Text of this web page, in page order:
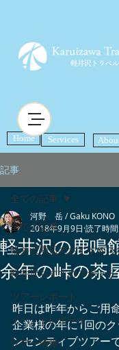
Home Services
記事
全ての記事
軽井沢周辺のおすすめス
軽井沢おすすめスポット
ツアーレポート
イベントレポート
ツアー情報
全ての記事
軽井沢の鹿鳴
余年の峠の茶
河野 岳 / Gaku KONO
2018年9月9日 読了時
昨日は昨年からご用
企業様の年に1回の
ンセンティブツアー